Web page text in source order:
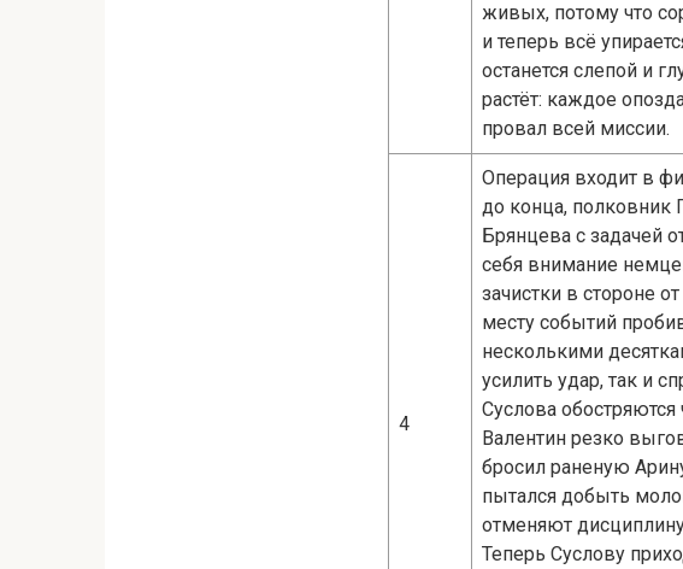
живых, потому что
и теперь всё
останется слепой и
растёт: каждое
провал всей миссии.
4
Операция входит в
до конца, полковник
Брянцева с задачей
себя внимание
зачистки в стороне
месту событий
несколькими
усилить удар, так и
Суслова
Валентин резко
бросил раненую
пытался добыть
отменяют
Теперь Суслову